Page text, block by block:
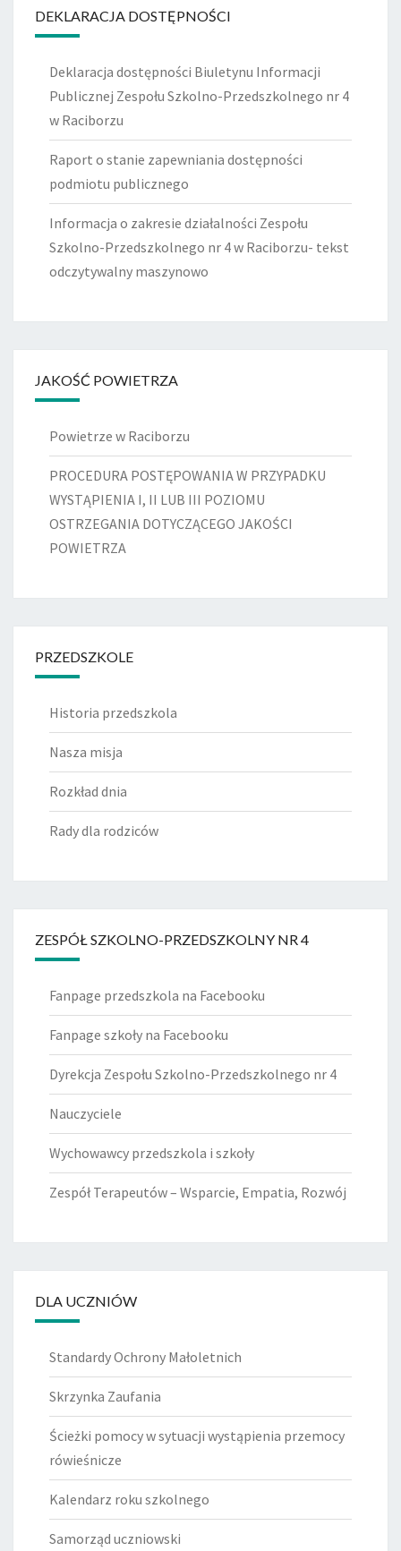
DEKLARACJA DOSTĘPNOŚCI
Deklaracja dostępności Biuletynu Informacji
Publicznej Zespołu Szkolno-Przedszkolnego nr 4
w Raciborzu
Raport o stanie zapewniania dostępności
podmiotu publicznego
Informacja o zakresie działalności Zespołu
Szkolno-Przedszkolnego nr 4 w Raciborzu- tekst
odczytywalny maszynowo
JAKOŚĆ POWIETRZA
Powietrze w Raciborzu
PROCEDURA POSTĘPOWANIA W PRZYPADKU
WYSTĄPIENIA I, II LUB III POZIOMU
OSTRZEGANIA DOTYCZĄCEGO JAKOŚCI
POWIETRZA
PRZEDSZKOLE
Historia przedszkola
Nasza misja
Rozkład dnia
Rady dla rodziców
ZESPÓŁ SZKOLNO-PRZEDSZKOLNY NR 4
Fanpage przedszkola na Facebooku
Fanpage szkoły na Facebooku
Dyrekcja Zespołu Szkolno-Przedszkolnego nr 4
Nauczyciele
Wychowawcy przedszkola i szkoły
Zespół Terapeutów – Wsparcie, Empatia, Rozwój
DLA UCZNIÓW
Standardy Ochrony Małoletnich
Skrzynka Zaufania
Ścieżki pomocy w sytuacji wystąpienia przemocy
rówieśnicze
Kalendarz roku szkolnego
Samorząd uczniowski